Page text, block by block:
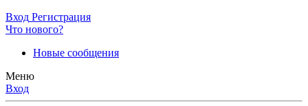
Вход Регистрация
Что нового?
Новые сообщения
Меню
Вход